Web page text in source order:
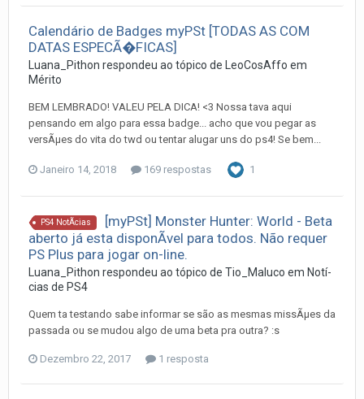
Calendário de Badges myPSt [TODAS AS COM
DATAS ESPECÃ�FICAS]
Luana_Pithon respondeu ao tópico de LeoCosAffo em
Mérito
BEM LEMBRADO! VALEU PELA DICA! <3 Nossa tava aqui
pensando em algo para essa badge... acho que vou pegar as
versÃµes do vita do twd ou tentar alugar uns do ps4! Se bem...
Janeiro 14, 2018 169 respostas 1
PS4 NotÃ­cias
[myPSt] Monster Hunter: World - Beta
aberto já esta disponÃ­vel para todos. Não requer
PS Plus para jogar on-line.
Luana_Pithon respondeu ao tópico de Tio_Maluco em Notí­
cias de PS4
Quem ta testando sabe informar se são as mesmas missÃµes da
passada ou se mudou algo de uma beta pra outra? :s
Dezembro 22, 2017 1 resposta